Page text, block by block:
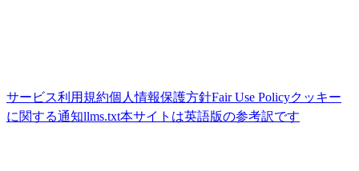
サービス利用規約個人情報保護方針Fair Use Policyクッキー
に関する通知llms.txt本サイトは英語版の参考訳です